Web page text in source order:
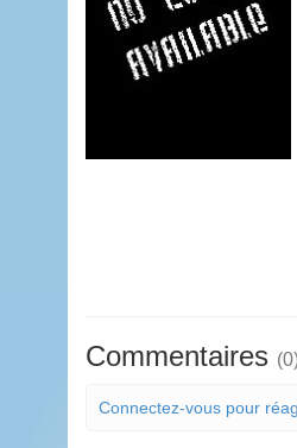
Commentaires
Connectez-vous pour